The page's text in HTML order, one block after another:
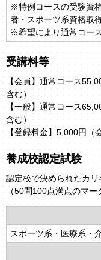
※特例コースの受験資
者・スポーツ系資格取
※希望により通常コー
受講料等
【会員】通常コース
含む）
【一般】通常コース
含む）
【登録料金】5,000円（
養成校認定試験
認定校で決められたカ
（50問100点満点のマー
スポーツ系・医療系・